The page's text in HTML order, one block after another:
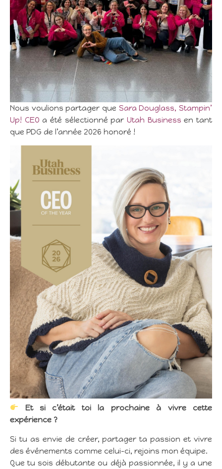
Nous voulions partager que Sara Douglass, Stampin’
Up! CEO a été sélectionné parUtah Business en tant
que PDG de l’année 2026 honoré !
Et si c’était toi la prochaine à vivre cette
expérience ?
Si tu as envie de créer, partager ta passion et vivre
des événements comme celui-ci, rejoins mon équipe.
Que tu sois débutante ou déjà passionnée, il y a une